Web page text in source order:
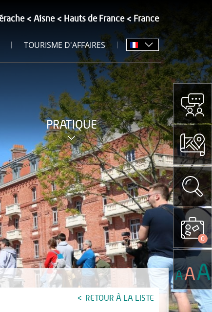
Aisne Hauts de France France
TOURISME D'AFFAIRES
PRATIQUE
RETOUR À LA LISTE
0
AAA